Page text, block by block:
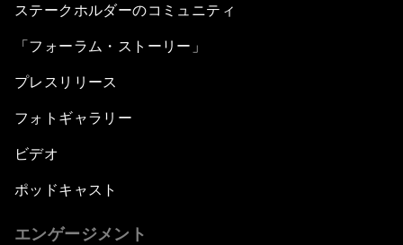
ステークホルダーのコミュニティ
「フォーラム・ストーリー」
プレスリリース
フォトギャラリー
ビデオ
ポッドキャスト
エンゲージメント